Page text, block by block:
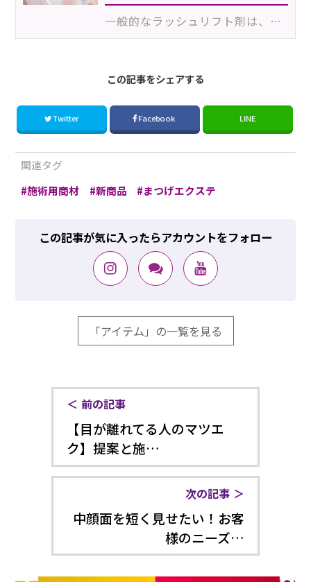
一般的なラッシュリフト剤は、主成分の違いから“チオ系”と“シス系”に区別されますが、「そもそも何が違う…
この記事をシェアする
Twitter Facebook LINE
関連タグ
施術用商材
新商品 まつげエクステ
この記事が気に入ったらアカウントをフォロー
「アイテム」の一覧を見る
前の記事
【目が離れてる人のマツエ
ク】提案と施…
次の記事
中顔面を短く見せたい！お客
様のニーズ…